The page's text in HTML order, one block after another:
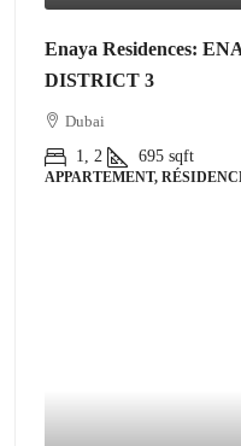
Enaya Residences:
DISTRICT 3
Dubai
1, 2
695 sqft
APPARTEMENT,